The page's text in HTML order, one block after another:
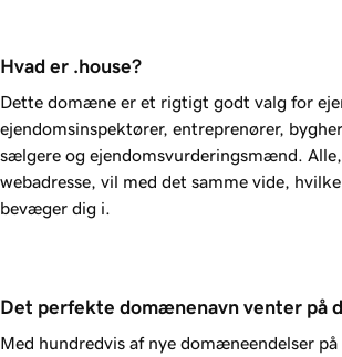
Hvad er .house?
Dette domæne er et rigtigt godt valg for
ejendomsinspektører, entreprenører,
sælgere og ejendomsvurderingsmænd.
webadresse, vil med det samme vide,
bevæger dig i.
Det perfekte domænenavn venter på
Med hundredvis af nye domæneendelser